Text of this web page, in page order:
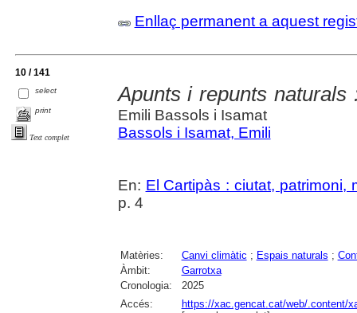
Enllaç permanent a aquest
10 / 141
select
print
Text complet
Apunts i repunts
Emili Bassols i Isamat
Bassols i Isamat, Emili
En: El Cartipàs : ciutat, patrimoni,
p. 4
Matèries: Canvi climàtic ; Espais naturals ;
Àmbit:
Garrotxa
Cronologia:
2025
Accés:
https://xac.gencat.cat/web/.content/